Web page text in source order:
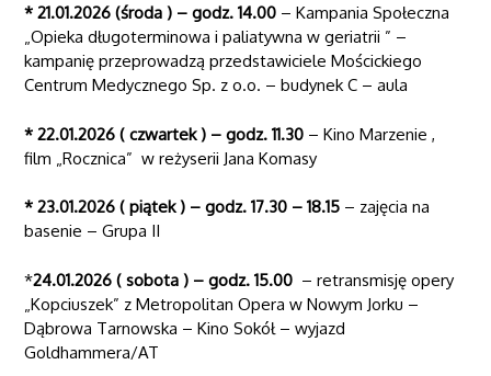
* 21.01.2026 (środa ) – godz. 14.00 – Kampania Społeczna
„Opieka długoterminowa i paliatywna w geriatrii ” –
kampanię przeprowadzą przedstawiciele Mościckiego
Centrum Medycznego Sp. z o.o. – budynek C – aula
* 22.01.2026 ( czwartek ) – godz. 11.30 – Kino Marzenie ,
film „Rocznica” w reżyserii Jana Komasy
* 23.01.2026 ( piątek ) – godz. 17.30 – 18.15 – zajęcia na
basenie – Grupa II
*24.01.2026 ( sobota ) – godz. 15.00 – retransmisję opery
„Kopciuszek” z Metropolitan Opera w Nowym Jorku –
Dąbrowa Tarnowska – Kino Sokół – wyjazd
Goldhammera/AT